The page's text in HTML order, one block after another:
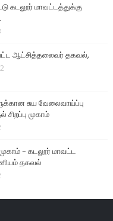
கடலூர் மாவட்டத்துக்கு
ஆட்சித்தலைவர் தகவல்,
சுய வேலைவாய்ப்பு
முகாம்
- கடலூர் மாவட்ட
தகவல்